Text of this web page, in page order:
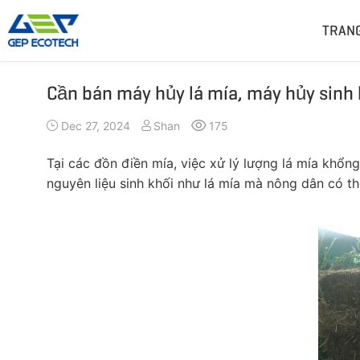
Máy Hủy
Máy Hủy Trục Đôi
Máy Hủy Trục Đơn
Máy Hủy Trục Bốn
Máy Nghiền
Máy Nghiền Hàm
Máy Nghiền Tác Động
Máy Nghiền VSI
Cần bán máy hủy lá mía, máy hủy sinh
Dec 27, 2024 Shan 175
Tại các đồn điền mía, việc xử lý lượng lá mía
nguyên liệu sinh khối như lá mía mà nông dân có